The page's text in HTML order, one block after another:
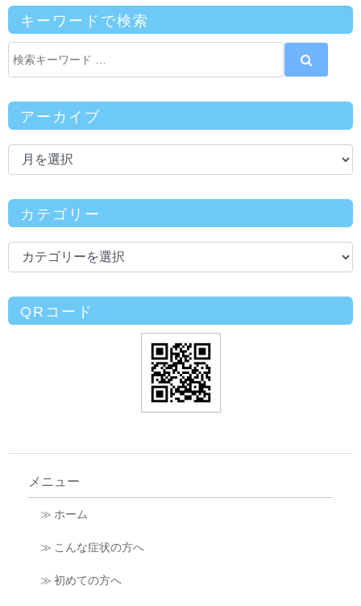
キーワードで検索
アーカイブ
カテゴリー
QRコード
メニュー
≫ ホーム
≫ こんな症状の方へ
≫ 初めての方へ